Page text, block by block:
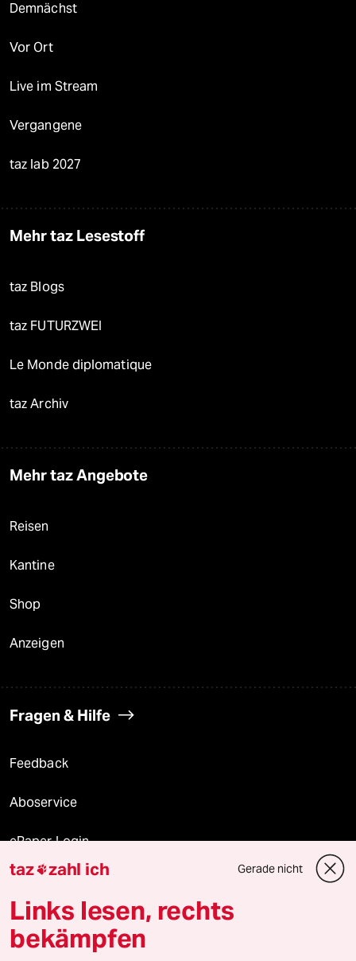
Demnächst
Vor Ort
Live im Stream
Vergangene
taz lab 2027
Mehr taz Lesestoff
taz Blogs
taz FUTURZWEI
Le Monde diplomatique
taz Archiv
Mehr taz Angebote
Reisen
Kantine
Shop
Anzeigen
Fragen & Hilfe
Feedback
Aboservice
ePaper Login
Downloads für Abonnierende
© 2026 taz Verlags und Vertriebs GmbH
taz zahl ich Gerade nicht
Links lesen, rechts
bekämpfen